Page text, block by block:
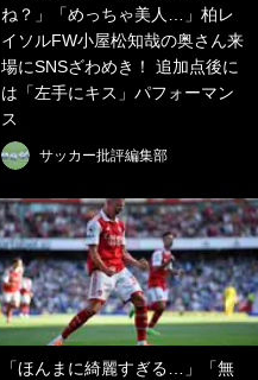
ね？」「めっちゃ美人…」柏レ
イソルFW小屋松知哉の奥さん来
場にSNSざわめき！ 追加点後に
は「左手にキス」パフォーマン
ス
サッカー批評編集部
「ほんまに綺麗すぎる…」「無